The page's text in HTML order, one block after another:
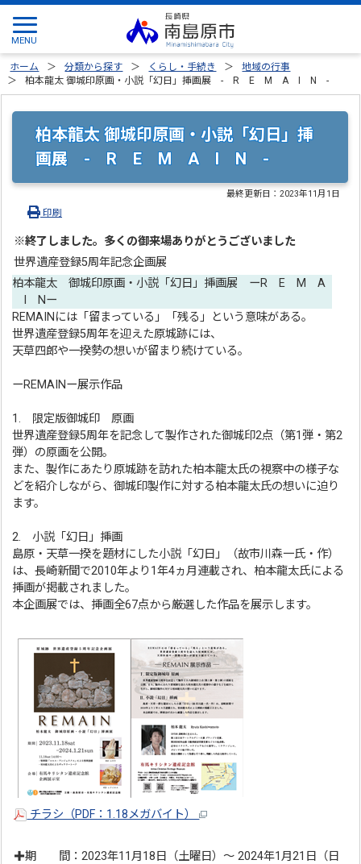
ホーム 分類から探す くらし・手続き
地域の行事
柏本龍太 御城印原画・小説「幻日」挿画展 - R E M A I N -
柏本龍太 御城印原画・小説「幻日」挿
画展 - R E M A I N -
最終更新日：2023年11月1日
印刷
※終了しました。多くの御来場ありがとうございました
世界遺産登録5周年記念企画展
柏本龍太 御城印原画・小説「幻日」挿画展 ーR E M A
I Nー
REMAINには「留まっている」「残る」という意味がある。
世界遺産登録5周年を迎えた原城跡には、
天草四郎や一揆勢の想いが留まり続けている。
ーREMAINー展示作品
1. 限定版御城印 原画
世界遺産登録5周年を記念して製作された御城印2点（第1弾・第2
弾）の原画を公開。
また、製作にあたり原城跡を訪れた柏本龍太氏の視察中の様子な
どを紹介しながら、御城印製作に対する柏本龍太氏の想いに迫り
ます。
2. 小説「幻日」挿画
島原・天草一揆を題材にした小説「幻日」（故市川森一氏・作）
は、長崎新聞で2010年より1年4ヵ月連載され、柏本龍太氏による
挿画が掲載されました。
本企画展では、挿画全67点から厳選した作品を展示します。
チラシ（PDF：1.18メガバイト）
✚期 間：2023年11月18日（土曜日）～ 2024年1月21日（日